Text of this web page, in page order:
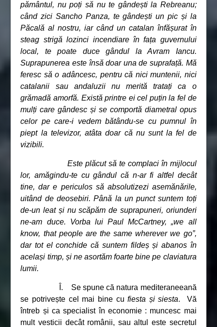
pământul, nu poți să nu te gândești la Rebreanu;
când zici Sancho Panza, te gândești un pic și la
Păcală al nostru, iar când un catalan înfășurat în
steag strigă lozinci incendiare în fața guvernului
local, te poate duce gândul la Avram Iancu.
Suprapunerea este însă doar una de suprafață. Mă
feresc să o adâncesc, pentru că nici muntenii, nici
catalanii sau andaluzii nu merită tratați ca o
grămadă amorfă. Există printre ei cel puțin la fel de
mulți care gândesc și se comportă diametral opus
celor pe care-i vedem bătându-se cu pumnul în
piept la televizor, atâta doar că nu sunt la fel de
vizibili.
Este plăcut să te complaci în mijlocul
lor, amăgindu-te cu gândul că n-ar fi altfel decât
tine, dar e periculos să absolutizezi asemănările,
uitând de deosebiri. Până la un punct suntem toți
de-un leat și nu scăpăm de suprapuneri, oriunderi
ne-am duce. Vorba lui Paul McCartney, „we all
know, that people are the same wherever we go”,
dar tot el conchide că suntem fildeș și abanos în
același timp, și ne asortăm foarte bine pe claviatura
lumii.
Î. Se spune că natura mediteraneeană
se potrivește cel mai bine cufiesta și siesta. Vă
întreb și ca specialist în economie : muncesc mai
mult vesticii decât românii, sau altul este secretul